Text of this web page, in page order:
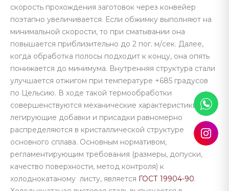
скорость прохождения заготовок через конвейер
поэтапно увеличивается. Если обжимку выполняют на
минимальной скорости, то при сматывании она
повышается приблизительно до 2 пог. м/сек. Далее,
когда обработка полосы подходит к концу, она опять
понижается до минимума. Внутренняя структура стали
улучшается отжигом при температуре +685 градусов
по Цельсию. В ходе такой термообработки
совершенствуются механические характеристики, а
легирующие добавки и присадки равномерно
распределяются в кристаллической структуре
основного сплава. Основным нормативом,
регламентирующим требования (размеры, допуски,
качество поверхности, метод контроля) к
холоднокатаному листу, является ГОСТ 19904-90.